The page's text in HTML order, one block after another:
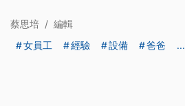
蔡思培 / 編輯
女員工
經驗 設備 爸爸 ...